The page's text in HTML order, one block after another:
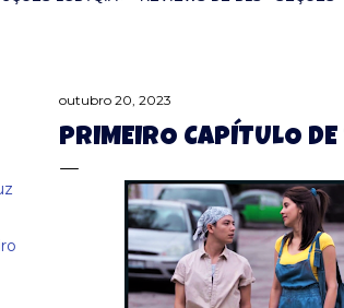
outubro 20, 2023
PRIMEIRO CAPÍTULO